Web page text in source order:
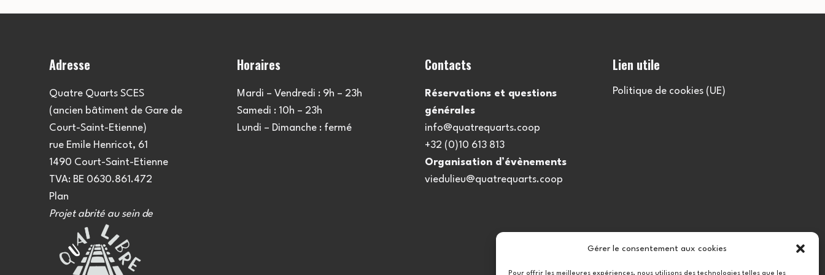
Gérer le consentement aux cookies
Pour offrir les meilleures expériences, nous utilisons des technologies telles que les
l
n
s
Adresse
Quatre Quarts SCES
(ancien bâtiment de Gare de
Court-Saint-Etienne)
rue Emile Henricot, 61
1490 Court-Saint-Etienne
TVA: BE 0630.861.472
Plan
Projet abrité au sein de
Horaires
Mardi – Vendredi : 9h – 23h
Samedi : 10h – 23h
Lundi – Dimanche : fermé
Contacts
Réservations et questions
générales
info@quatrequarts.coop
+32 (0)10 613 813
Organisation d’évènements
viedulieu@quatrequarts.coop
Lien utile
Politique de cookies (UE)